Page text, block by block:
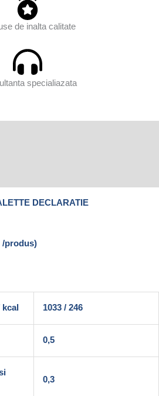
de inalta calitate
specialiazata
DECLARATIE
/produs)
kcal 1033 / 246
0,5
0,3